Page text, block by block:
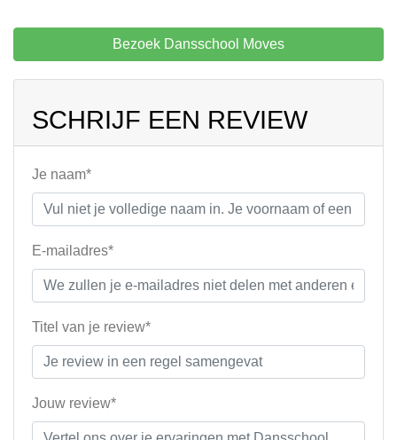
Bezoek Dansschool Moves
SCHRIJF EEN REVIEW
Je naam*
E-mailadres*
Titel van je review*
Jouw review*